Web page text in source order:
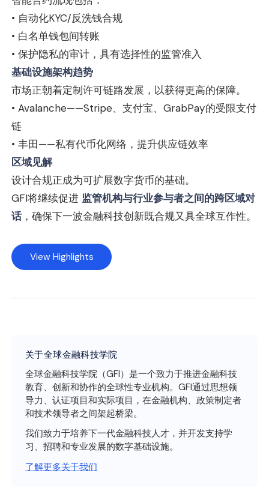
• 自动化KYC/反洗钱合规
• 白名单钱包间转账
• 保护隐私的审计，具有选择性的监管准入
基础设施架构趋势
市场正朝着定制许可链路发展，以获得更高的保障。
• Avalanche——Stripe、支付宝、GrabPay的受限支付
链
• 丰田——私有代币化网络，提升供应链效率
区域见解
设计合规正成为可扩展数字货币的基础。
GFI将继续促进 监管机构与行业参与者之间的跨区域对
话，确保下一波金融科技创新既合规又具全球互作性。
View Highlights
关于全球金融科技学院
全球金融科技学院（GFI）是一个致力于推进金融科技
教育、创新和协作的全球性专业机构。GFI通过思想领
导力、认证项目和实际项目，在金融机构、政策制定者
和技术领导者之间架起桥梁。
我们致力于培养下一代金融科技人才，并开发支持学
习、招聘和专业发展的数字基础设施。
了解更多关于我们